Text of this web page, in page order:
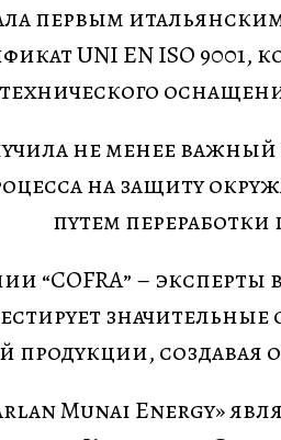
первым
UNI EN ISO 9001,
не менее
на защиту
путем
“COFRA” –
продукции, создавая
Munai Energy»